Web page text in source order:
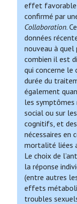
effet favorable
confirmé par
Collaboration.
données
nouveau à
combien il est
qui concerne le
durée du
également
les
social ou sur
cognitifs, et
nécessaires en
mortalité liées
Le choix de
la réponse
(entre autres
effets
troubles